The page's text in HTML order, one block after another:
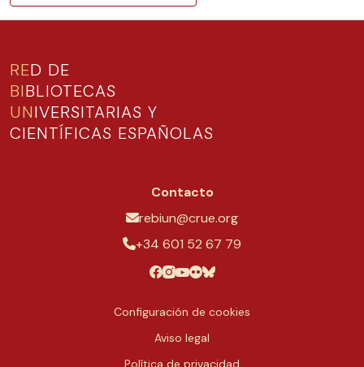
RED DE
BIBLIOTECAS
UNIVERSITARIAS Y
CIENTÍFICAS ESPAÑOLAS
Contacto
rebiun@crue.org
+34 601 52 67 79
Configuración de cookies
Aviso legal
Política de privacidad